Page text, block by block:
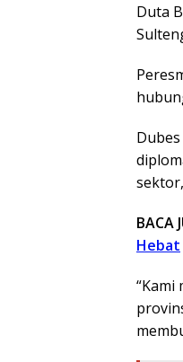
Duta
BACA
Hebat
“Kami